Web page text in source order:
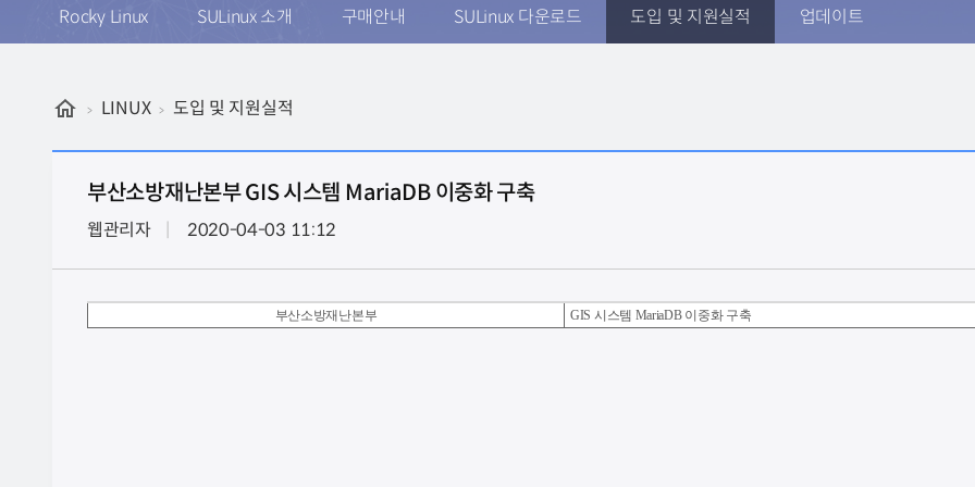
Rocky Linux SULinux 소개 구매안내 SULinux 다운로드 도입 및 지원실적 업데이트
LINUX 도입 및 지원실적
부산소방재난본부 GIS 시스템 MariaDB 이중화 구축
웹관리자 2020-04-03 11:12
부산소방재난본부 GIS 시스템 MariaDB 이중화 구축